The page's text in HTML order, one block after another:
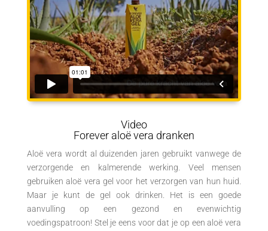
Video
Forever aloë vera dranken
Aloë vera wordt al duizenden jaren gebruikt vanwege de
verzorgende en kalmerende werking. Veel mensen
gebruiken aloë vera gel voor het verzorgen van hun huid.
Maar je kunt de gel ook drinken. Het is een goede
aanvulling op een gezond en evenwichtig
voedingspatroon! Stel je eens voor dat je op een aloë vera